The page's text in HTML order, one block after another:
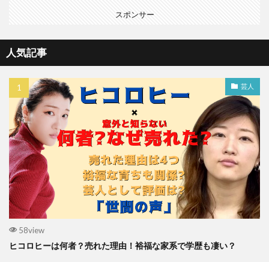
スポンサー
人気記事
芸人
58view
ヒコロヒーは何者？売れた理由！裕福な家系で学歴も凄い？